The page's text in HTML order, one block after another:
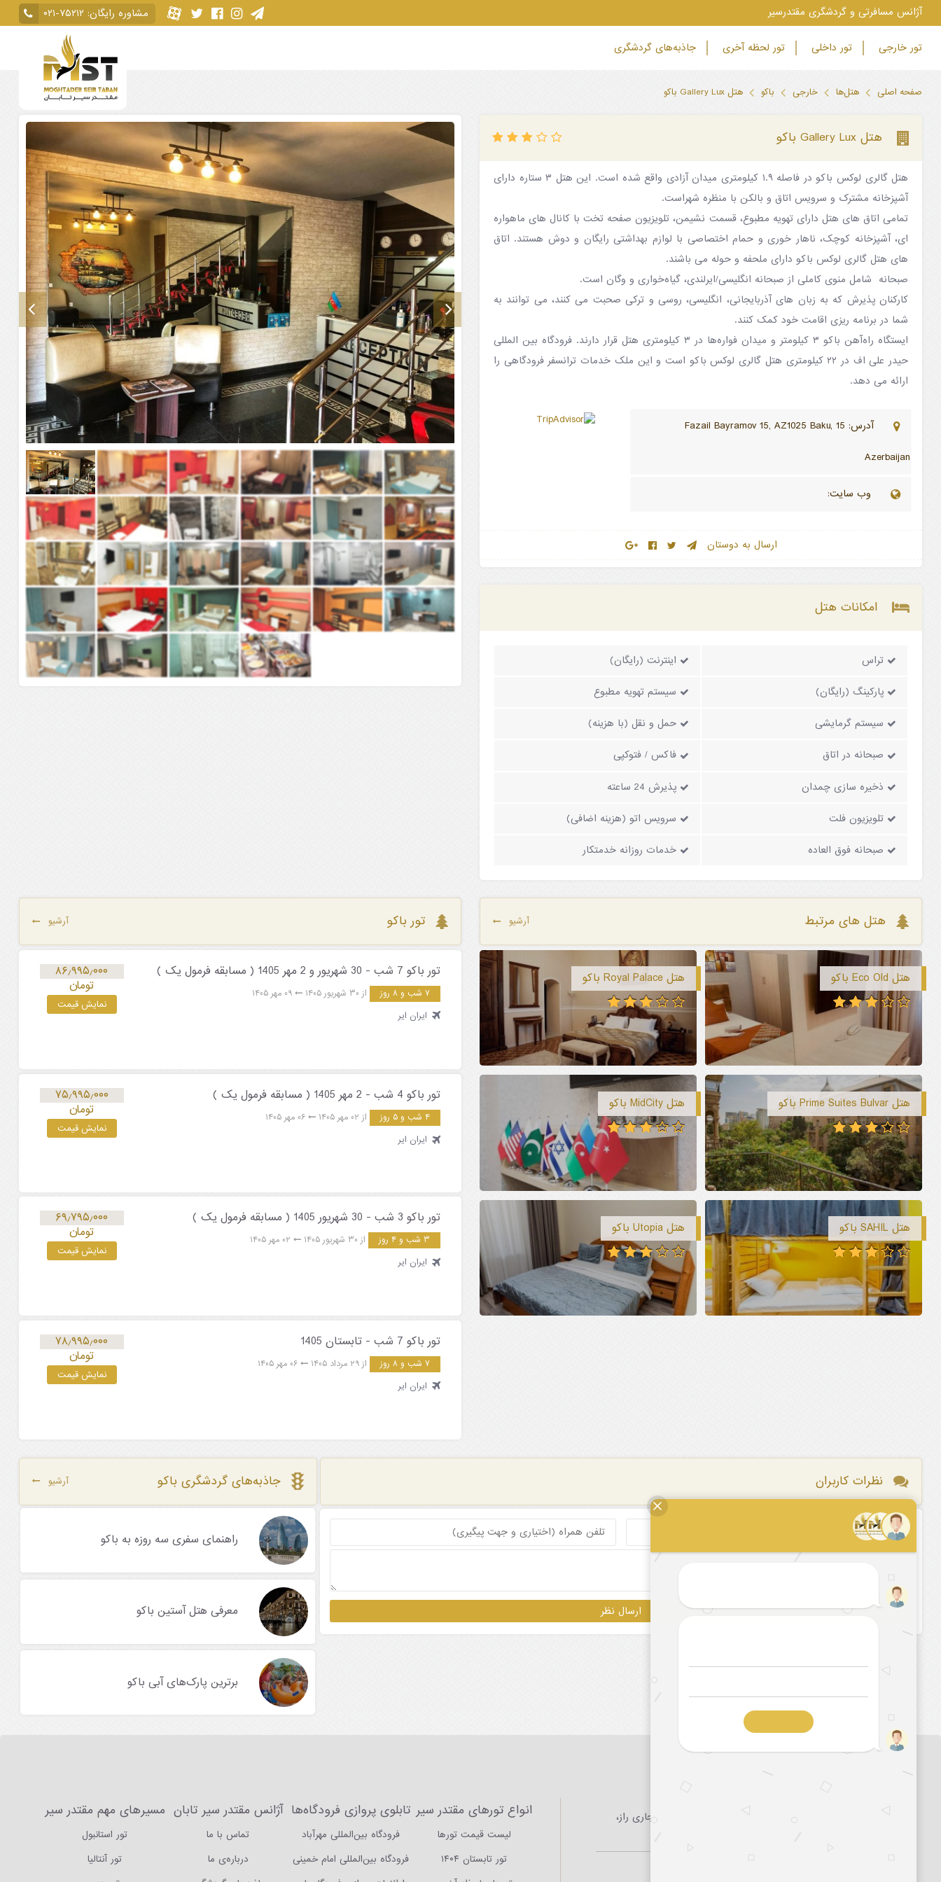
‫آژانس مسافرتی و گردشگری مقتدرسیر مشاوره رایگان: ۰۲۱-۷۵۲۱۲
تور خارجی تور داخلی تور لحظه آخری جاذبه‌های گردشگری
صفحه اصلی هتل‌ها خارجی باکو هتل Gallery Lux باکو
هتل Gallery Lux باکو
هتل گالری لوکس باکو در فاصله ۱.۹ کیلومتری میدان آزادی واقع شده است. این هتل ۳ ستاره دارای
آشپزخانه مشترک و سرویس اتاق و بالکن با منظره شهراست.
تمامی اتاق های هتل دارای تهویه مطبوع، قسمت نشیمن، تلویزیون صفحه تخت با کانال های ماهواره
ای، آشپزخانه کوچک، ناهار خوری و حمام اختصاصی با لوازم بهداشتی رایگان و دوش هستند. اتاق
های هتل گالری لوکس باکو دارای ملحفه و حوله می باشند.
صبحانه شامل منوی کاملی از صبحانه انگلیسی/ایرلندی، گیاه‌خواری و وگان است.
کارکنان پذیرش که به زبان های آذربایجانی، انگلیسی، روسی و ترکی صحبت می کنند، می توانند به
شما در برنامه ریزی اقامت خود کمک کنند.
ایستگاه راه‌آهن باکو ۳ کیلومتر و میدان فواره‌ها در ۳ کیلومتری هتل قرار دارند. فرودگاه بین المللی
حیدر علی اف در ۲۲ کیلومتری هتل گالری لوکس باکو است و این ملک خدمات ترانسفر فرودگاهی را
ارائه می دهد.
آدرس: 15 Fazail Bayramov 15, AZ1025 Baku,
Azerbaijan
وب سایت:
ارسال به دوستان
امکانات هتل
تراس اینترنت (رایگان)
پارکینگ (رایگان) سیستم تهویه مطبوع
سیستم گرمایشی حمل و نقل (با هزینه)
صبحانه در اتاق فاکس / فتوکپی
ذخیره سازی چمدان پذیرش 24 ساعته
تلویزیون فلت سرویس اتو (هزینه اضافی)
صبحانه فوق العاده خدمات روزانه خدمتکار
هتل های مرتبط آرشیو
هتل Eco Old باکو هتل Royal Palace باکو
هتل Prime Suites Bulvar باکو هتل MidCity باکو
هتل SAHIL باکو هتل Utopia باکو
تور باکو آرشیو
تور باکو 7 شب - 30 شهریور و 2 مهر 1405 ( مسابقه فرمول یک )
۷ شب و ۸ روز از ۳۰ شهریور ۱۴۰۵
۰۹ مهر ۱۴۰۵
ایران ایر
۸۶٫۹۹۵٫۰۰۰
تومان
نمایش قیمت
تور باکو 4 شب - 2 مهر 1405 ( مسابقه فرمول یک )
۴ شب و ۵ روز از ۰۲ مهر ۱۴۰۵
۰۶ مهر ۱۴۰۵
ایران ایر
۷۵٫۹۹۵٫۰۰۰
تومان
نمایش قیمت
تور باکو 3 شب - 30 شهریور 1405 ( مسابقه فرمول یک )
۳ شب و ۴ روز از ۳۰ شهریور ۱۴۰۵
۰۲ مهر ۱۴۰۵
ایران ایر
۶۹٫۷۹۵٫۰۰۰
تومان
نمایش قیمت
تور باکو 7 شب - تابستان 1405
۷ شب و ۸ روز از ۲۹ مرداد ۱۴۰۵
۰۶ مهر ۱۴۰۵
ایران ایر
۷۸٫۹۹۵٫۰۰۰
تومان
نمایش قیمت
جاذبه‌های گردشگری باکو آرشیو
راهنمای سفری سه روزه به باکو
معرفی هتل آستین باکو
برترین پارک‌های آبی باکو
نظرات کاربران
آدرس: تهران، بلوار میرداماد، خیابان حصاری، مجتمع تجاری راز،
طبقه همکف و اول
انواع تورهای مقتدر سیر
لیست قیمت تورها
تور تابستان ۱۴۰۴
تابلوی پروازی فرودگاه‌ها
فرودگاه بین‌المللی مهرآباد
فرودگاه بین‌المللی امام خمینی
آژانس مقتدر سیر تابان
تماس با ما
درباره‌ی ما
مسیرهای مهم مقتدر سیر
تور استانبول
تور آنتالیا